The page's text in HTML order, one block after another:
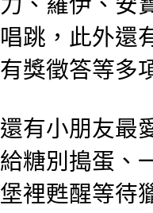
唱跳，此外還
有獎徵答等多
還有小朋友最
給糖別搗蛋、
堡裡甦醒等待